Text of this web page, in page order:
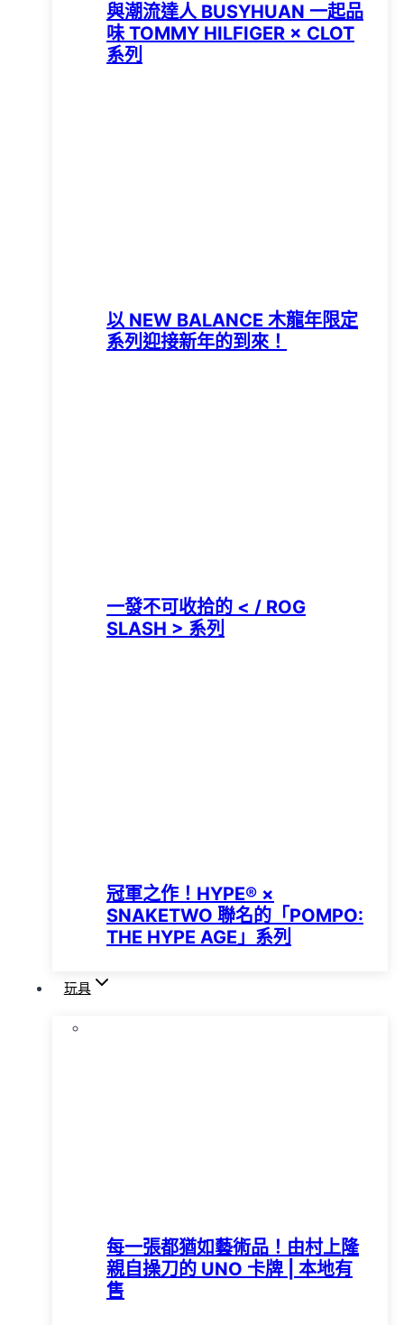
與潮流達人 BUSYHUAN 一起品
味 TOMMY HILFIGER × CLOT
系列
以 NEW BALANCE 木龍年限定
系列迎接新年的到來！
一發不可收拾的 < / ROG
SLASH > 系列
冠軍之作！HYPE®️ ×
SNAKETWO 聯名的「POMPO:
THE HYPE AGE」系列
玩具
每一張都猶如藝術品！由村上隆
親自操刀的 UNO 卡牌 | 本地有
售